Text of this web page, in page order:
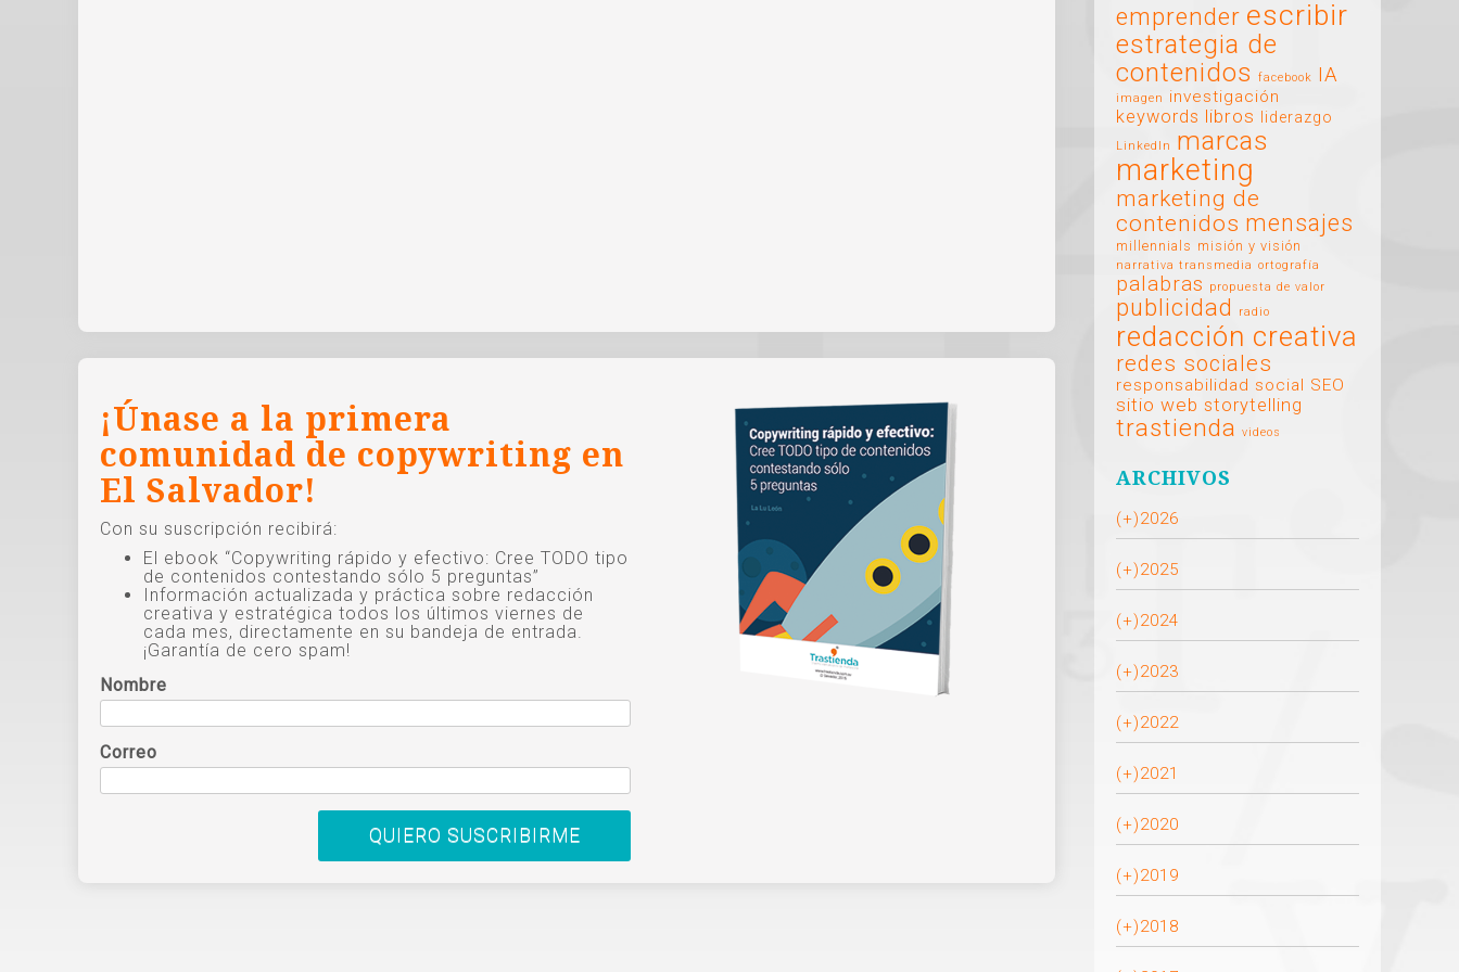
¡Únase a la primera
comunidad de copywriting en
El Salvador!
Con su suscripción recibirá:
El ebook “Copywriting rápido y efectivo: Cree TODO tipo
de contenidos contestando sólo 5 preguntas”
Información actualizada y práctica sobre redacción
creativa y estratégica todos los últimos viernes de
cada mes, directamente en su bandeja de entrada.
¡Garantía de cero spam!
Nombre
Correo
emprender escribir
estrategia de
contenidos
facebook IA
imagen investigación
keywords libros liderazgo
LinkedIn marcas
marketing
marketing de
contenidos mensajes
millennials misión y visión
narrativa transmedia ortografía
palabras propuesta de valor
publicidad radio
redacción creativa
redes sociales
responsabilidad social SEO
sitio web storytelling
trastienda videos
ARCHIVOS
(+)2026
(+)2025
(+)2024
(+)2023
(+)2022
(+)2021
(+)2020
(+)2019
(+)2018